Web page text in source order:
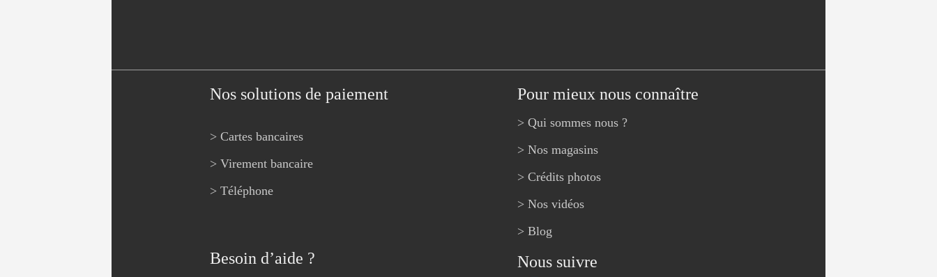
Nos solutions de paiement Pour mieux nous connaître
> Cartes bancaires
> Virement bancaire
> Téléphone
> Qui sommes nous ?
> Nos magasins
> Crédits photos
> Nos vidéos
> Blog
Besoin d’aide ? Nous suivre